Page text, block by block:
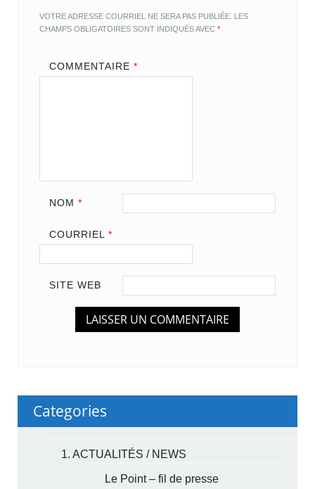
VOTRE ADRESSE COURRIEL NE SERA PAS PUBLIÉE. LES
CHAMPS OBLIGATOIRES SONT INDIQUÉS AVEC*
COMMENTAIRE *
NOM *
COURRIEL *
SITE WEB
Categories
1. ACTUALITÉS / NEWS
Le Point – fil de presse